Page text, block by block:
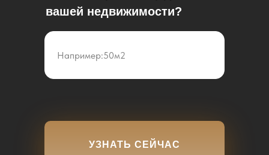
вашей недвижимости?
УЗНАТЬ СЕЙЧАС